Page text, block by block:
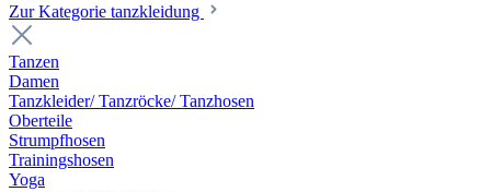
Zur Kategorie tanzkleidung
Tanzen
Damen
Tanzkleider/ Tanzröcke/ Tanzhosen
Oberteile
Strumpfhosen
Trainingshosen
Yoga